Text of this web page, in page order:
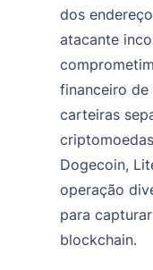
dos
atacante
financeiro de
carteiras
Dogecoin,
operação
para
blockchain.